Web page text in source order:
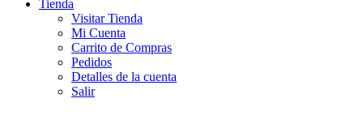
Tienda
Visitar Tienda
Mi Cuenta
Carrito de Compras
Pedidos
Detalles de la cuenta
Salir